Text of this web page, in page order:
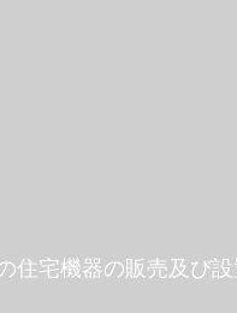
宅機器の販売及び設